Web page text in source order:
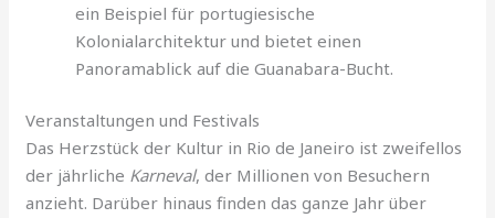
ein Beispiel für portugiesische
Kolonialarchitektur und bietet einen
Panoramablick auf die Guanabara-Bucht.
Veranstaltungen und Festivals
Das Herzstück der Kultur in Rio de Janeiro ist zweifellos
der jährliche Karneval, der Millionen von Besuchern
anzieht. Darüber hinaus finden das ganze Jahr über